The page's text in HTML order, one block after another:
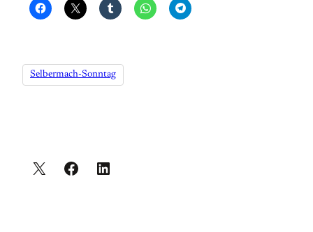
Selbermach-Sonntag